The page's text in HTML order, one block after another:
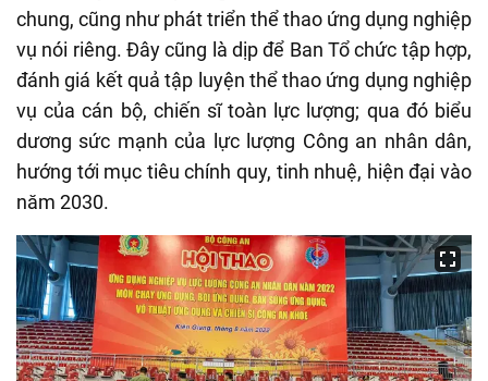
chung, cũng như phát triển thể thao ứng dụng nghiệp
vụ nói riêng. Đây cũng là dịp để Ban Tổ chức tập hợp,
đánh giá kết quả tập luyện thể thao ứng dụng nghiệp
vụ của cán bộ, chiến sĩ toàn lực lượng; qua đó biểu
dương sức mạnh của lực lượng Công an nhân dân,
hướng tới mục tiêu chính quy, tinh nhuệ, hiện đại vào
năm 2030.